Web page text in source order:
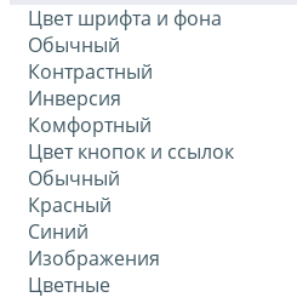
Цвет шрифта и фона
Обычный
Контрастный
Инверсия
Комфортный
Цвет кнопок и ссылок
Обычный
Красный
Синий
Изображения
Цветные